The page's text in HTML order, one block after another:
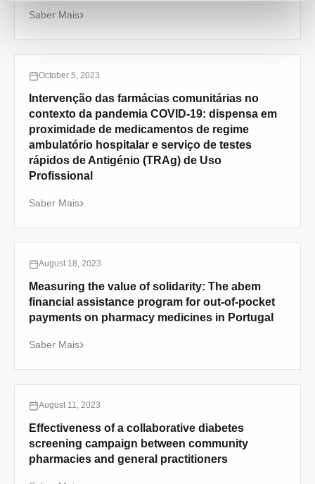
Saber Mais
October 5, 2023
Intervenção das farmácias comunitárias no
contexto da pandemia COVID-19: dispensa em
proximidade de medicamentos de regime
ambulatório hospitalar e serviço de testes
rápidos de Antigénio (TRAg) de Uso
Profissional
Saber Mais
August 18, 2023
Measuring the value of solidarity: The abem
financial assistance program for out-of-pocket
payments on pharmacy medicines in Portugal
Saber Mais
August 11, 2023
Effectiveness of a collaborative diabetes
screening campaign between community
pharmacies and general practitioners